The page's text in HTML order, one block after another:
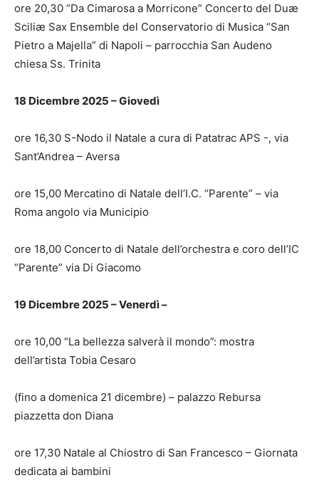
ore 20,30 “Da Cimarosa a Morricone” Concerto del Duæ
Sciliæ Sax Ensemble del Conservatorio di Musica “San
Pietro a Majella” di Napoli – parrocchia San Audeno
chiesa Ss. Trinita
18 Dicembre 2025 – Giovedì
ore 16,30 S-Nodo il Natale a cura di Patatrac APS -, via
Sant’Andrea – Aversa
ore 15,00 Mercatino di Natale dell’I.C. “Parente” – via
Roma angolo via Municipio
ore 18,00 Concerto di Natale dell’orchestra e coro dell’IC
“Parente” via Di Giacomo
19 Dicembre 2025 – Venerdì –
ore 10,00 “La bellezza salverà il mondo”: mostra
dell’artista Tobia Cesaro
(fino a domenica 21 dicembre) – palazzo Rebursa
piazzetta don Diana
ore 17,30 Natale al Chiostro di San Francesco – Giornata
dedicata ai bambini